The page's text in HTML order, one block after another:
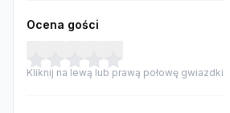
Ocena gości
Kliknij na lewą lub prawą połowę gwiazdki